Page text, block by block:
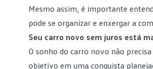
Mesmo assim, é importante
pode se organizar e enxergar a
Seu carro novo sem juros está
O sonho do carro novo não
objetivo em uma conquista